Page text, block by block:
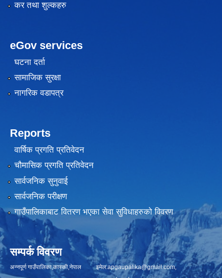
कर तथा शुल्कहरु
eGov services
घटना दर्ता
सामाजिक सुरक्षा
नागरिक वडापत्र
Reports
वार्षिक प्रगति प्रतिवेदन
चौमासिक प्रगति प्रतिवेदन
सार्वजनिक सुनुवाई
सार्वजनिक परीक्षण
गाउँपालिकाबाट वितरण भएका सेवा सुविधाहरुको विवरण
सम्पर्क विवरण
अन्नपूर्ण गाउँपालिका,कास्की,नेपाल इमेल:apgaupalika@gmail.com,